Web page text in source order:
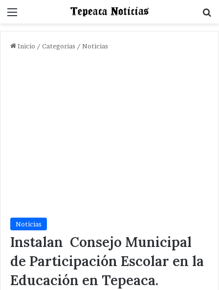
Menu
Inicio / Categorias / Noticias
Noticias
Instalan Consejo Municipal
de Participación Escolar en la
Educación en Tepeaca.